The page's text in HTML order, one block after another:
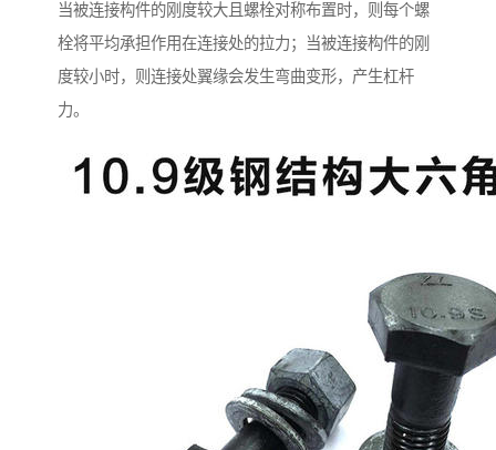
当被连接构件的刚度较大且螺栓对称布置时，则每个螺
栓将平均承担作用在连接处的拉力；当被连接构件的刚
度较小时，则连接处翼缘会发生弯曲变形，产生杠杆
力。